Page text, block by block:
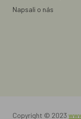
Napsali o nás
Copyright © 2023